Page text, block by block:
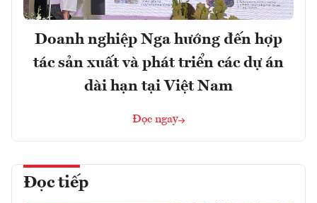
Doanh nghiệp Nga hướng đến hợp
tác sản xuất và phát triển các dự án
dài hạn tại Việt Nam
Đọc ngay
Đọc tiếp